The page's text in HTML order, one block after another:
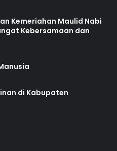
Kemeriahan Maulid Nabi
Kebersamaan dan
di Kabupaten